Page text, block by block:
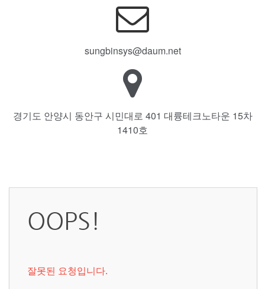
sungbinsys@daum.net
경기도 안양시 동안구 시민대로 401 대륭테크노타운 15차
1410호
OOPS!
잘못된 요청입니다.